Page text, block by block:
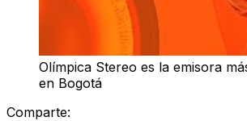
Olímpica Stereo es la emisora
en Bogotá
Comparte: